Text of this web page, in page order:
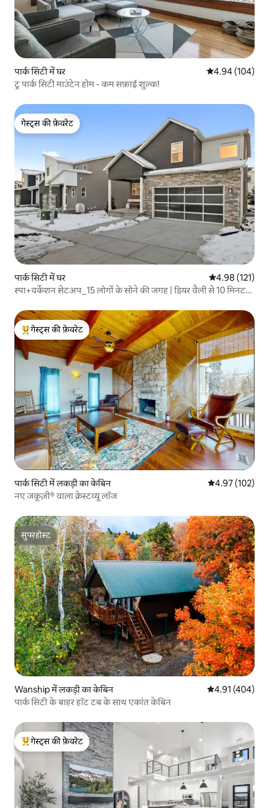
पार्क सिटी में घर औसत रेटिंग 5 में से
4.94 (104)
ट्रू पार्क सिटी माउंटेन होम - कम सफ़ाई शुल्क!
गेस्ट्स की फ़ेवरेट
गेस्ट्स की फ़ेवरेट
पार्क सिटी में घर औसत रेटिंग 5 में से
4.98 (121)
स्पा+वर्केशन सेटअप_15 लोगों के सोने की जगह | डियर वैली से 10 मिनट
गेस्ट्स का टॉप फ़ेवरेट
गेस्ट्स की फ़ेवरेट
पार्क सिटी में लकड़ी का केबिन औसत रेटिंग 5 में से
4.97 (102)
नए जकूज़ी® वाला क्रेस्टव्यू लॉज
सुपरहोस्ट
सुपरहोस्ट
Wanship में लकड़ी का केबिन औसत रेटिंग 5 में से
4.91 (404)
पार्क सिटी के बाहर हॉट टब के साथ एकांत केबिन
गेस्ट्स का टॉप फ़ेवरेट
गेस्ट्स की फ़ेवरेट